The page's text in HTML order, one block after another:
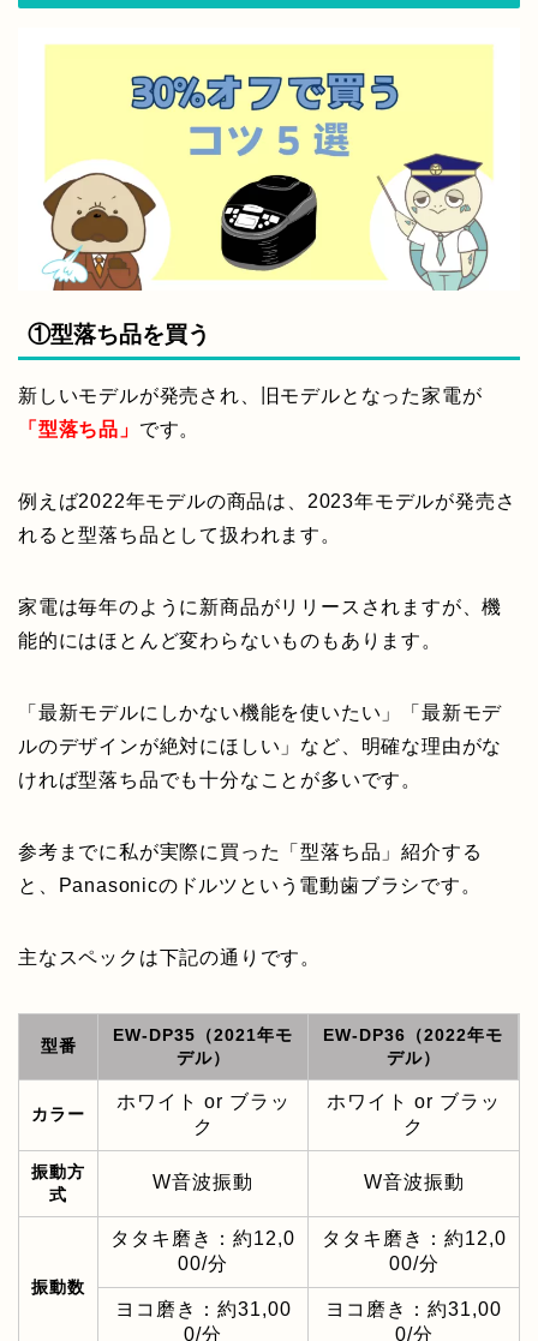
①型落ち品を買う
新しいモデルが発売され、旧モデルとなった家電が
「型落ち品」 です。
例えば2022年モデルの商品は、2023年モデルが発売さ
れると型落ち品として扱われます。
家電は毎年のように新商品がリリースされますが、機
能的にはほとんど変わらないものもあります。
「最新モデルにしかない機能を使いたい」「最新モデ
ルのデザインが絶対にほしい」など、明確な理由がな
ければ型落ち品でも十分なことが多いです。
参考までに私が実際に買った「型落ち品」紹介する
と、Panasonicのドルツという電動歯ブラシです。
主なスペックは下記の通りです。
型番
EW-DP35（2021年モ
デル）
EW-DP36（2022年モ
デル）
カラー
ホワイト or ブラッ
ク
ホワイト or ブラッ
ク
振動方
式
W音波振動 W音波振動
振動数
タタキ磨き：約12,0
00/分
タタキ磨き：約12,0
00/分
ヨコ磨き：約31,00
0/分
ヨコ磨き：約31,00
0/分